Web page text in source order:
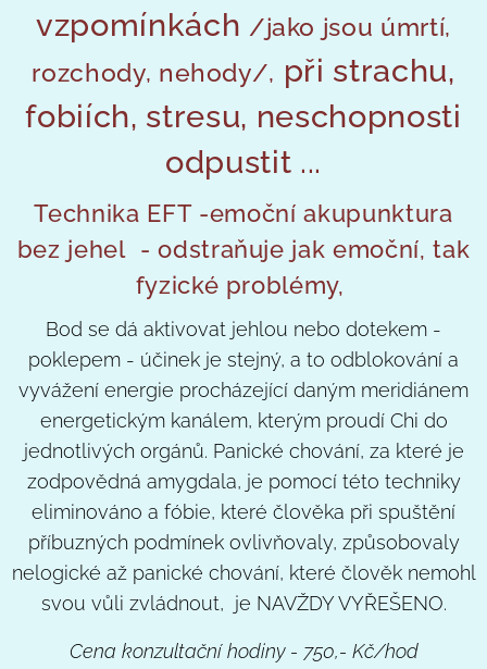
vzpomínkách /jako jsou úmrtí,
rozchody, nehody/, při strachu,
fobiích, stresu, neschopnosti
odpustit ...
Technika EFT -emoční akupunktura
bez jehel - odstraňuje jak emoční, tak
fyzické problémy,
Bod se dá aktivovat jehlou nebo dotekem -
poklepem - účinek je stejný, a to odblokování a
vyvážení energie procházející daným meridiánem
energetickým kanálem, kterým proudí Chi do
jednotlivých orgánů. Panické chování, za které je
zodpovědná amygdala, je pomocí této techniky
eliminováno a fóbie, které člověka při spuštění
příbuzných podmínek ovlivňovaly, způsobovaly
nelogické až panické chování, které člověk nemohl
svou vůli zvládnout, je NAVŽDY VYŘEŠENO.
Cena konzultační hodiny - 750,- Kč/hod